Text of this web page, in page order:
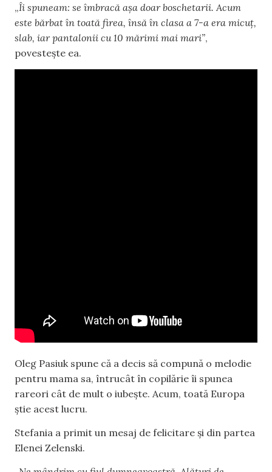
„Îi spuneam: se îmbracă așa doar boschetarii. Acum
este bărbat în toată firea, însă în clasa a 7-a era micuț,
slab, iar pantalonii cu 10 mărimi mai mari”,
povestește ea.
Oleg Pasiuk spune că a decis să compună o melodie
pentru mama sa, întrucât în copilărie îi spunea
rareori cât de mult o iubește. Acum, toată Europa
știe acest lucru.
Stefania a primit un mesaj de felicitare și din partea
Elenei Zelenski.